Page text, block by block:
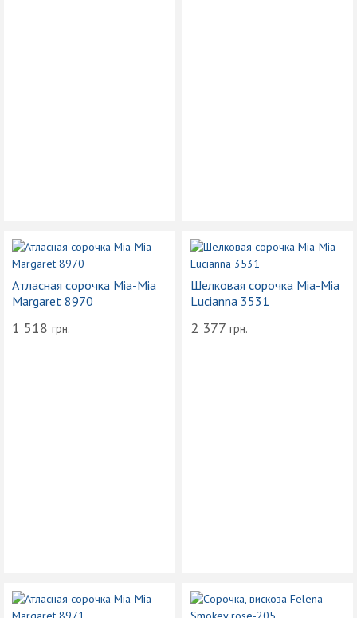
Атласная сорочка Mia-Mia
Margaret 8970
1 518 грн.
Шелковая сорочка Mia-Mia
Lucianna 3531
2 377 грн.